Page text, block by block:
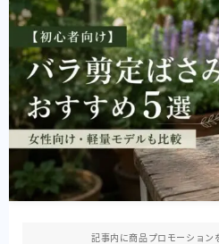
記事内に商品プロモーション